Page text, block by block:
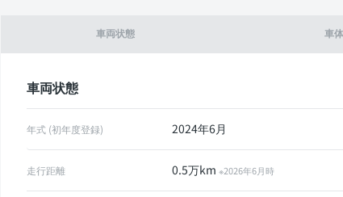
車両状態 車
車両状態
年式 (初年度登録) 2024年6月
走行距離 0.5万km ※2026年6月時